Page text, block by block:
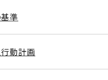
準
動計画